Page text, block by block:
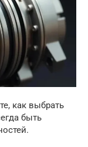
как выбрать
быть